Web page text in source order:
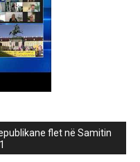
flet në Samitin